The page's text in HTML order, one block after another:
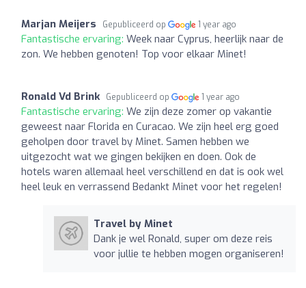
Marjan Meijers Gepubliceerd op 1 year ago
Fantastische ervaring: Week naar Cyprus, heerlijk naar de
zon. We hebben genoten! Top voor elkaar Minet!
Ronald Vd Brink Gepubliceerd op 1 year ago
Fantastische ervaring: We zijn deze zomer op vakantie
geweest naar Florida en Curacao. We zijn heel erg goed
geholpen door travel by Minet. Samen hebben we
uitgezocht wat we gingen bekijken en doen. Ook de
hotels waren allemaal heel verschillend en dat is ook wel
heel leuk en verrassend Bedankt Minet voor het regelen!
Travel by Minet
Dank je wel Ronald, super om deze reis
voor jullie te hebben mogen organiseren!